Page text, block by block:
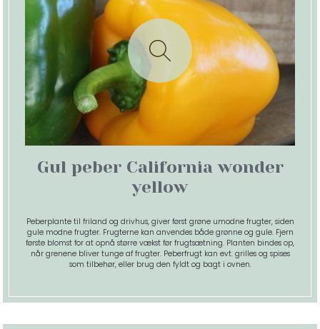
Gul peber California wonder
yellow
Peberplante til friland og drivhus, giver først grøne umodne frugter, siden
gule modne frugter. Frugterne kan anvendes både grønne og gule. Fjern
første blomst for at opnå større vækst før frugtsætning. Planten bindes op,
når grenene bliver tunge af frugter. Peberfrugt kan evt. grilles og spises
som tilbehør, eller brug den fyldt og bagt i ovnen.